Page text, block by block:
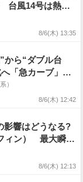
台風14号は熱帯
ョンを確認【気
8/6(木) 13:35
から“ダブル台
へ「急カーブ」
りになる可能性
）
8/6(木) 12:42
影響はどうなる?
ィン） 最大瞬間
、進路予想を詳
8/6(木) 12:13